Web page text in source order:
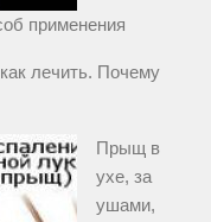
применения
лечить. Почему
Прыщ в
ухе, за
ушами,